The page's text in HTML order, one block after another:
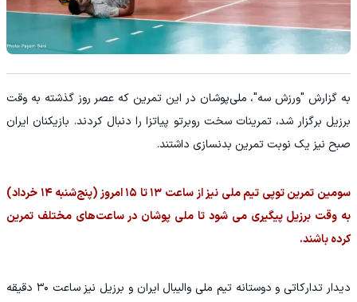
به گزارش "ورزش سه"، ملی‌پوشان در این تمرین که عصر روز گذشته به وقت
برزیل برگزار شد، تمرینات سخت روبرتو پیاتزا را دنبال کردند. بازیکنان ایران
صبح نیز یک نوبت تمرین بدنسازی داشتند.
سومین تمرین توپی تیم ملی نیز از ساعت ۱۳ تا ۱۵ امروز (پنج‌شنبه ۱۴ خرداد)
به وقت برزیل پیگیری می شود تا ملی پوشان در ساعت‌های مختلف تمرین
کرده باشند.
دیدار تدارکاتی و دوستانه تیم ملی والیبال ایران و برزیل نیز ساعت ۳۰ دقیقه